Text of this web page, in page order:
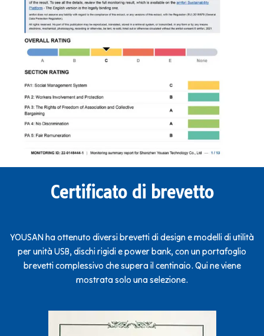
Certificato di brevetto
YOUSAN ha ottenuto diversi brevetti di design e modelli di utilità
per unità USB, dischi rigidi e power bank, con un portafoglio
brevetti complessivo che supera il centinaio. Qui ne viene
mostrata solo una selezione.